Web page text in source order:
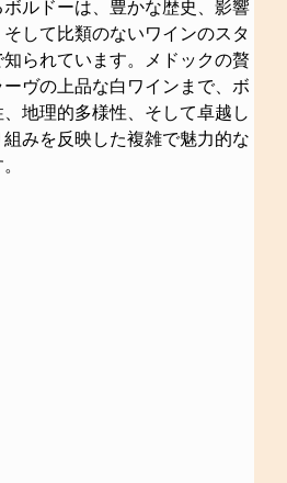
ルドーは、豊かな歴史、影響
して比類のないワインのスタ
られています。メドックの贅
ヴの上品な白ワインまで、ボ
地理的多様性、そして卓越し
みを反映した複雑で魅力的な